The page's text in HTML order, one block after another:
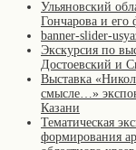
Ульяновский
Гончарова и
banner-slider-
Экскурсия по
Достоевский и
Выставка
смысле…»
Казани
Тематическая
формирования